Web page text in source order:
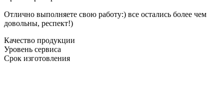
Отлично выполняете свою работу:) все остались более чем
довольны, респект!)
Качество продукции
Уровень сервиса
Срок изготовления